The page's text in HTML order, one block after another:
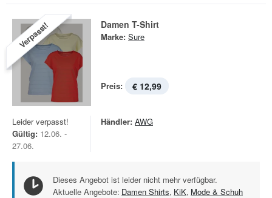
Verpasst! Damen T-Shirt
Marke: Sure
Preis: € 12,99
Leider verpasst!
Gültig: 12.06. -
27.06.
Händler: AWG
Dieses Angebot ist leider nicht mehr verfügbar.
Aktuelle Angebote: Damen Shirts, KiK, Mode & Schuh